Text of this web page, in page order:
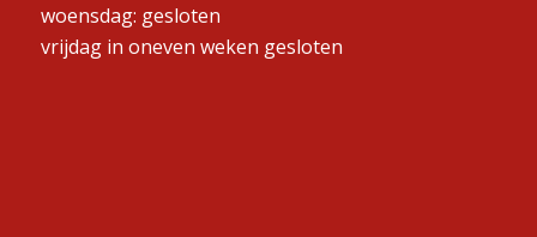
woensdag: gesloten
vrijdag in oneven weken gesloten